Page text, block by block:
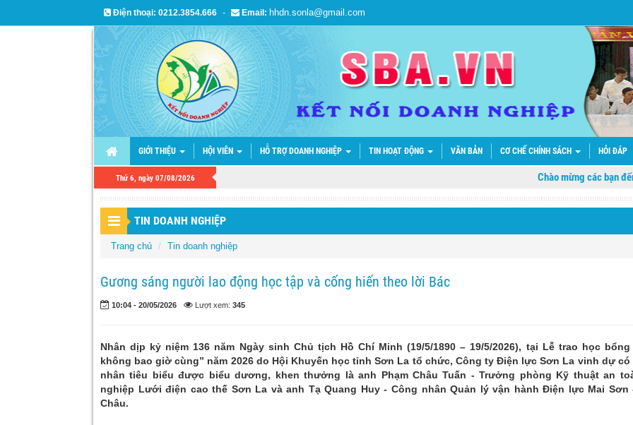
Điện thoại: 0212.3854.666 - Email: hhdn.sonla@gmail.com
GIỚI THIỆU HỘI VIÊN HỖ TRỢ DOANH NGHIỆP TIN HOẠT ĐỘNG VĂN BẢN CƠ CHẾ CHÍNH SÁCH HỎI ĐÁP
Thứ 6, ngày 07/08/2026 Chào mừng các bạn đến với
TIN DOANH NGHIỆP
Trang chủ Tin doanh nghiệp
Gương sáng người lao động học tập và cống hiến theo lời Bác
10:04 - 20/05/2026 Lượt xem: 345
Nhân dịp kỷ niệm 136 năm Ngày sinh Chủ tịch Hồ Chí Minh (19/5/1890 – 19/5/2026), tại Lễ trao học bổng
không bao giờ cùng” năm 2026 do Hội Khuyến học tỉnh Sơn La tổ chức, Công ty Điện lực Sơn La vinh dự có
nhân tiêu biểu được biểu dương, khen thưởng là anh Phạm Châu Tuấn - Trưởng phòng Kỹ thuật an
nghiệp Lưới điện cao thế Sơn La và anh Tạ Quang Huy - Công nhân Quản lý vận hành Điện lực Mai Sơn
Châu.